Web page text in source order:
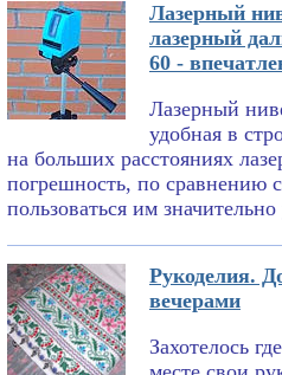
Лазерный
лазерный
60 -
Лазерный
удобная в
на больших расстояниях
погрешность, по сравнению
пользоваться им значительно
Рукоделия.
вечерами
Захотелось